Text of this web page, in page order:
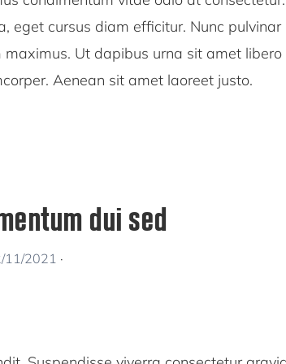
eget cursus diam efficitur. Nunc
maximus. Ut dapibus urna sit amet
Aenean sit amet laoreet justo.
dui sed
11/2021 ·